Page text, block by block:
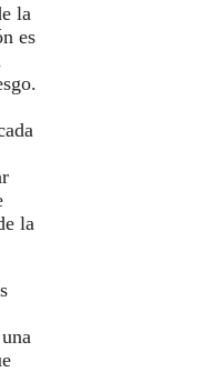
la
es
la